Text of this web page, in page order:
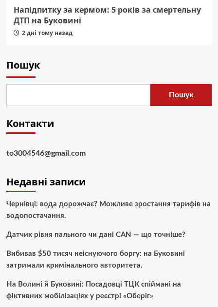
Напідпитку за кермом: 5 років за смертельну
ДТП на Буковині
2 дні тому назад
Пошук
Пошук
Контакти
to3004546@gmail.com
Недавні записи
Чернівці: вода дорожчає? Можливе зростання тарифів на
водопостачання.
Датчик рівня пального чи дані CAN — що точніше?
Вибивав $50 тисяч неіснуючого боргу: на Буковині
затримали кримінального авторитета.
На Волині й Буковині: Посадовці ТЦК спіймані на
фіктивних мобілізаціях у реєстрі «Оберіг»